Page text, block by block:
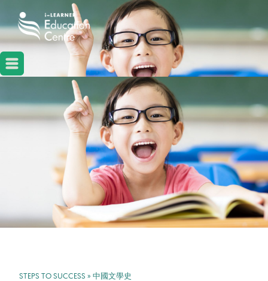
STEPS TO SUCCESS » 中國文學史